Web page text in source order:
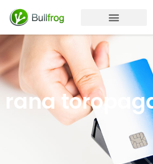
rana